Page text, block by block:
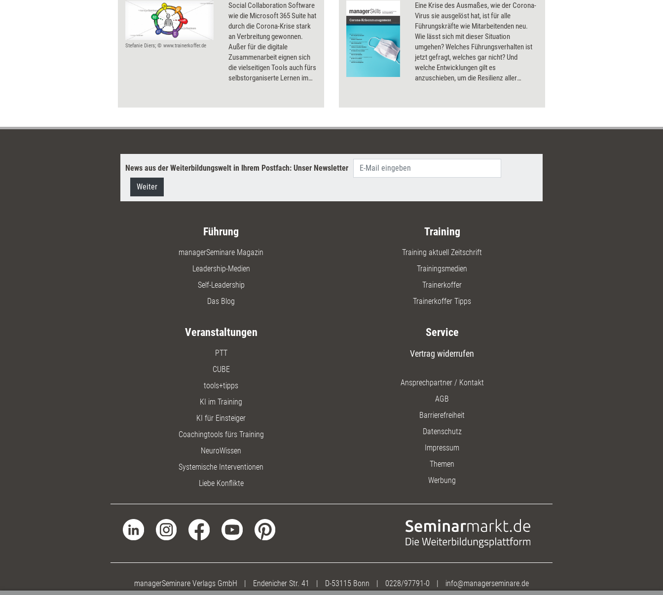
Stefanie Diers; © www.trainerkoffer.de
Social Collaboration Software
wie die Microsoft 365 Suite hat
durch die Corona-Krise stark
an Verbreitung gewonnen.
Außer für die digitale
Zusammenarbeit eignen sich
die vielseitigen Tools auch fürs
selbstorganiserte Lernen im
Eine Krise des Ausmaßes, wie der Corona-
Virus sie ausgelöst hat, ist für alle
Führungskräfte wie Mitarbeitenden neu.
Wie lässt sich mit dieser Situation
umgehen? Welches Führungsverhalten ist
jetzt gefragt, welches gar nicht? Und
welche Entwicklungen gilt es
anzuschieben, um die Resilienz aller
News aus der Weiterbildungswelt in Ihrem Postfach: Unser Newsletter
Weiter
Führung
managerSeminare Magazin
Leadership-Medien
Self-Leadership
Das Blog
Training
Training aktuell Zeitschrift
Trainingsmedien
Trainerkoffer
Trainerkoffer Tipps
Veranstaltungen
PTT
CUBE
tools+tipps
KI im Training
KI für Einsteiger
Coachingtools fürs Training
NeuroWissen
Systemische Interventionen
Liebe Konflikte
Service
Vertrag widerrufen
Ansprechpartner / Kontakt
AGB
Barrierefreiheit
Datenschutz
Impressum
Themen
Werbung
managerSeminare Verlags GmbH | Endenicher Str. 41 | D-53115 Bonn | 0228/97791-0 | info@managerseminare.de